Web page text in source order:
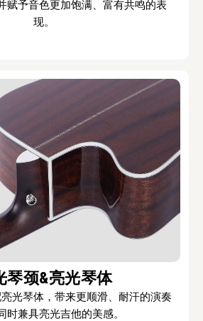
赋予音色更加饱满、富有共鸣的表
现。
琴颈&亮光琴体
光琴体，带来更顺滑、耐汗的演奏
时兼具亮光吉他的美感。